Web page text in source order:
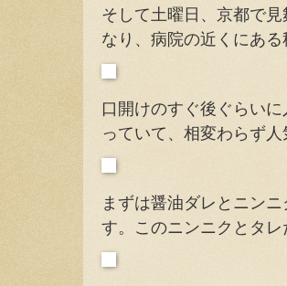
そして土曜日、京都で
なり、病院の近くにあ
口開けのすぐ後ぐらい
っていて、相変わらず
まずは醤油ダレとニン
す。このニンニクとタ